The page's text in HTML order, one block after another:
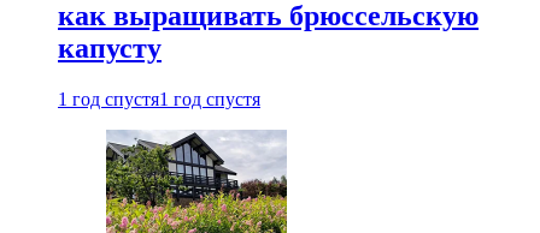
как выращивать брюссельскую
капусту
1 год спустя1 год спустя